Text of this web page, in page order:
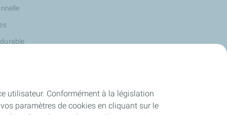
utilisateur. Conformément à la législation
paramètres de cookies en cliquant sur le